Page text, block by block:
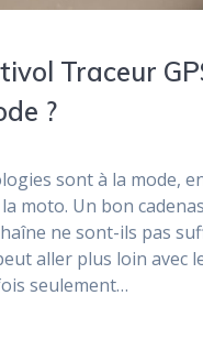
Traceur
?
sont à la mode,
moto. Un bon
ne sont-ils pas
aller plus loin avec
seulement…